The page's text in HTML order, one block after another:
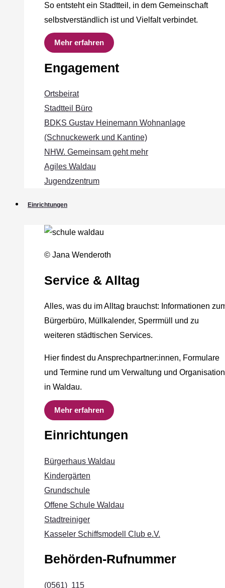
So entsteht ein Stadtteil, in dem Gemeinschaft
selbstverständlich ist und Vielfalt verbindet.
Mehr erfahren
Engagement
Ortsbeirat
Stadtteil Büro
BDKS Gustav Heinemann Wohnanlage
(Schnuckewerk und Kantine)
NHW. Gemeinsam geht mehr
Agiles Waldau
Jugendzentrum
Einrichtungen
© Jana Wenderoth
Service & Alltag
Alles, was du im Alltag brauchst: Informationen
Bürgerbüro, Müllkalender, Sperrmüll und zu
weiteren städtischen Services.
Hier findest du Ansprechpartner:innen, Formulare
und Termine rund um Verwaltung und Organisation
in Waldau.
Mehr erfahren
Einrichtungen
Bürgerhaus Waldau
Kindergärten
Grundschule
Offene Schule Waldau
Stadtreiniger
Kasseler Schiffsmodell Club e.V.
Behörden-Rufnummer
(0561) 115